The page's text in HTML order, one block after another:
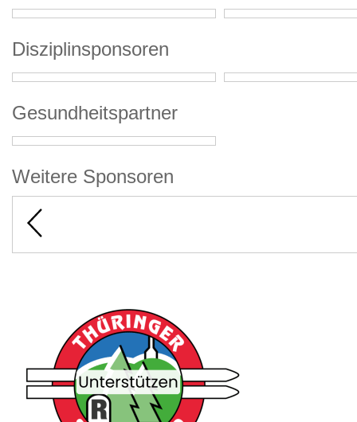
Disziplinsponsoren
Gesundheitspartner
Weitere Sponsoren